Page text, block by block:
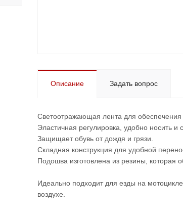
Описание Задать вопрос
Светоотражающая лента для
Эластичная регулировка, удобно носить и
Защищает обувь от дождя и грязи.
Складная конструкция для удобной
Подошва изготовлена из резины, которая
Идеально подходит для езды на
воздухе.